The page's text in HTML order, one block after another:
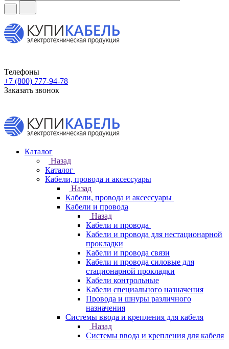
Телефоны
+7 (800) 777-94-78
Заказать звонок
Каталог
Назад
Каталог
Кабели, провода и аксессуары
Назад
Кабели, провода и аксессуары
Кабели и провода
Назад
Кабели и провода
Кабели и провода для нестационарной
прокладки
Кабели и провода связи
Кабели и провода силовые для
стационарной прокладки
Кабели контрольные
Кабели специального назначения
Провода и шнуры различного
назначения
Системы ввода и крепления для кабеля
Назад
Системы ввода и крепления для кабеля